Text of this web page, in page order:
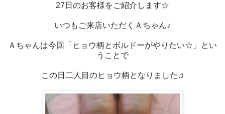
27日のお客様をご紹介します☆
いつもご来店いただくＡちゃん♪
Ａちゃんは今回「ヒョウ柄とボルドーがやりたい☆」とい
うことで
この日二人目のヒョウ柄となりました♫